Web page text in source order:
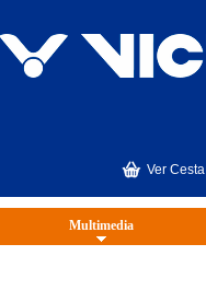
Multimedia
Ver Cesta